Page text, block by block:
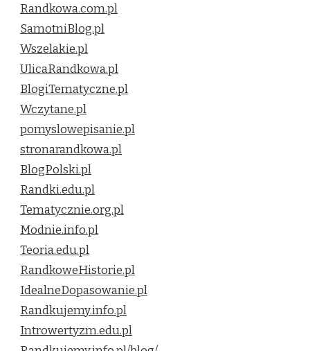
Randkowa.com.pl
SamotniBlog.pl
Wszelakie.pl
UlicaRandkowa.pl
BlogiTematyczne.pl
Wczytane.pl
pomyslowepisanie.pl
stronarandkowa.pl
BlogPolski.pl
Randki.edu.pl
Tematycznie.org.pl
Modnie.info.pl
Teoria.edu.pl
RandkoweHistorie.pl
IdealneDopasowanie.pl
Randkujemy.info.pl
Introwertyzm.edu.pl